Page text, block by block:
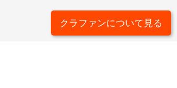
クラファンについて見る